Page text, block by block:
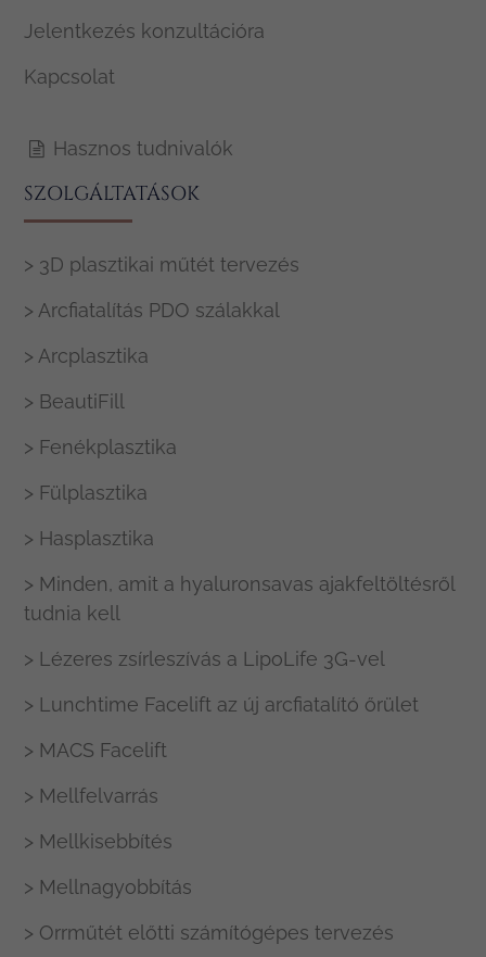
Jelentkezés konzultációra
Kapcsolat
Hasznos tudnivalók
SZOLGÁLTATÁSOK
> 3D plasztikai műtét tervezés
> Arcfiatalítás PDO szálakkal
> Arcplasztika
> BeautiFill
> Fenékplasztika
> Fülplasztika
> Hasplasztika
> Minden, amit a hyaluronsavas ajakfeltöltésről
tudnia kell
> Lézeres zsírleszívás a LipoLife 3G-vel
> Lunchtime Facelift az új arcfiatalító őrület
> MACS Facelift
> Mellfelvarrás
> Mellkisebbítés
> Mellnagyobbítás
> Orrműtét előtti számítógépes tervezés